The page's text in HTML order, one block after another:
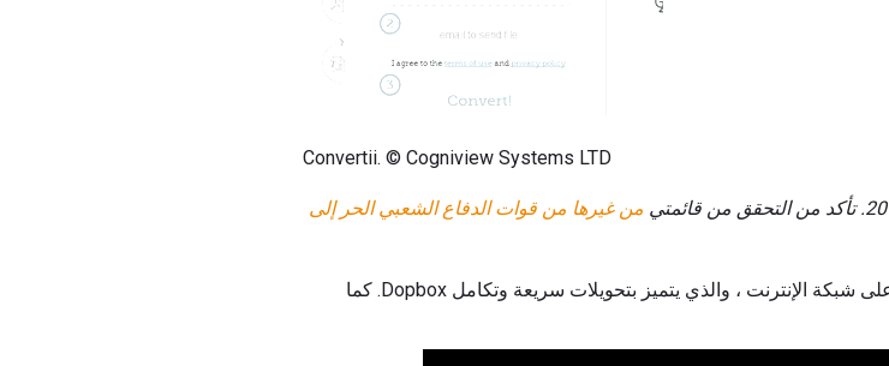
Convertii. © Cogniview Systems LTD
من غيرها من قوات الدفاع الشعبي الحر إلى
Convertii هو محول PDF إلى Word (PDF إلى DOCX) على شبكة الإنترنت ، والذي يتميز بتحويلات سريعة وتكامل Dopbox. كما